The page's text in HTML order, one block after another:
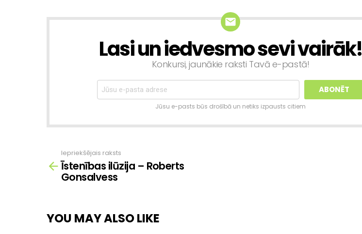
NEWSLETTERLasi un iedvesmo sevi vairāk!
Konkursi, jaunākie raksti Tavā e-pastā!
Jūsu e-pasts būs drošībā un netiks izpausts citiem
Skatīt
vairāk
Iepriekšējais raksts
Īstenības ilūzija – Roberts
Gonsalvess
YOU MAY ALSO LIKE